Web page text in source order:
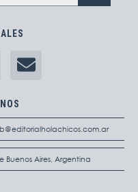
Buenos Aires, Argentina